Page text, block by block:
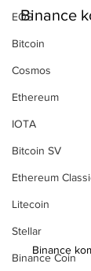
EOS
Bitcoin
Cosmos
Ethereum
IOTA
Bitcoin SV
Ethereum
Litecoin
Stellar
Binance Coin
Binance
Binance